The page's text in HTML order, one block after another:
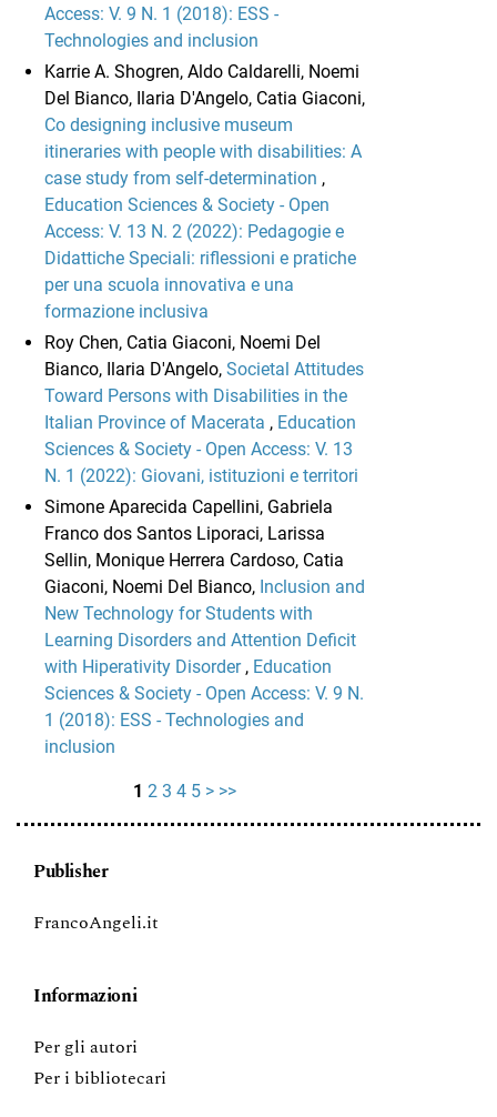
Access: V. 9 N. 1 (2018): ESS -
Technologies and inclusion
Karrie A. Shogren, Aldo Caldarelli, Noemi
Del Bianco, Ilaria D'Angelo, Catia Giaconi,
Co designing inclusive museum
itineraries with people with disabilities: A
case study from self-determination ,
Education Sciences & Society - Open
Access: V. 13 N. 2 (2022): Pedagogie e
Didattiche Speciali: riflessioni e pratiche
per una scuola innovativa e una
formazione inclusiva
Roy Chen, Catia Giaconi, Noemi Del
Bianco, Ilaria D'Angelo, Societal Attitudes
Toward Persons with Disabilities in the
Italian Province of Macerata , Education
Sciences & Society - Open Access: V. 13
N. 1 (2022): Giovani, istituzioni e territori
Simone Aparecida Capellini, Gabriela
Franco dos Santos Liporaci, Larissa
Sellin, Monique Herrera Cardoso, Catia
Giaconi, Noemi Del Bianco, Inclusion and
New Technology for Students with
Learning Disorders and Attention Deficit
with Hiperativity Disorder , Education
Sciences & Society - Open Access: V. 9 N.
1 (2018): ESS - Technologies and
inclusion
1 2 3 4 5 > >>
Publisher
FrancoAngeli.it
Informazioni
Per gli autori
Per i bibliotecari